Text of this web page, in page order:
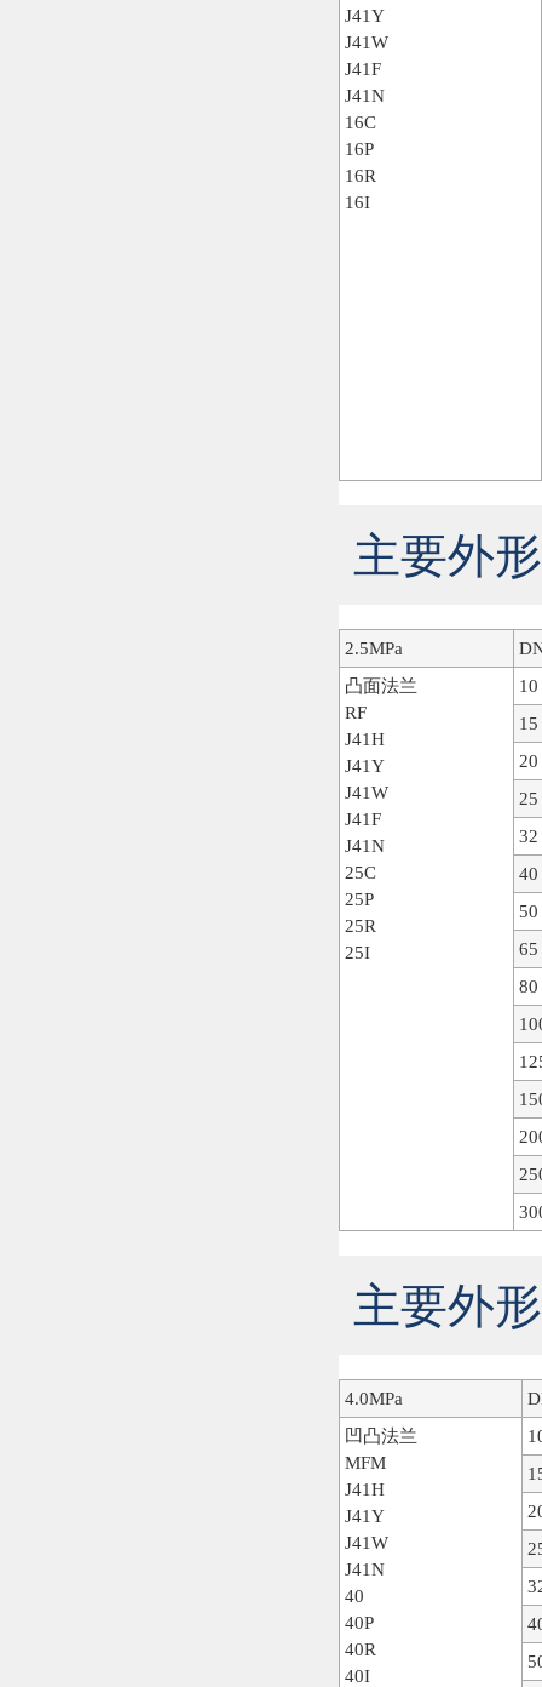
J41Y
J41W
J41F
J41N
16C
16P
16R
16I
主要外
2.5MPa
凸面法兰
RF
J41H
J41Y
J41W
J41F
J41N
25C
25P
25R
25I
10
15
20
25
32
40
50
65
80
主要外
4.0MPa
凹凸法兰
MFM
J41H
J41Y
J41W
J41N
40
40P
40R
40I